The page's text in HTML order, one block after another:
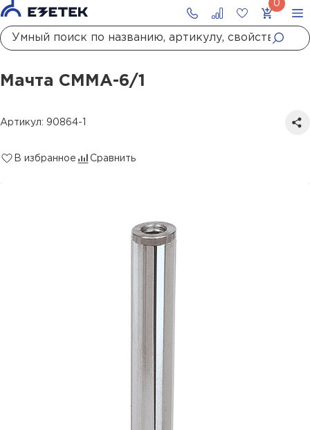
Стержневые молниеотводы и мачты молниеприемные
Мачта СММА-6/1
Мачта СММА-6/1
Артикул: 90864-1
В избранное Сравнить